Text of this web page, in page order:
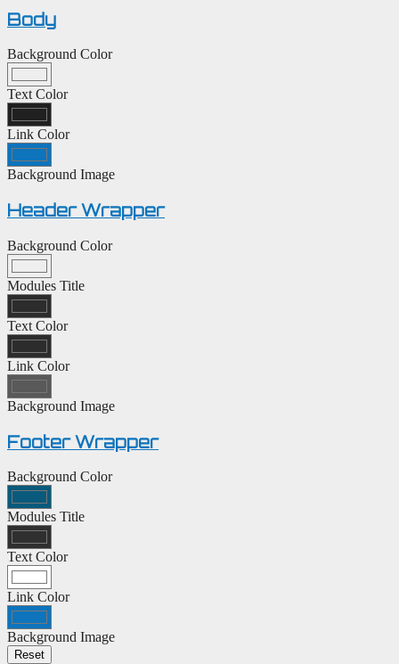
Body
Background Color
Text Color
Link Color
Background Image
Header Wrapper
Background Color
Modules Title
Text Color
Link Color
Background Image
Footer Wrapper
Background Color
Modules Title
Text Color
Link Color
Background Image